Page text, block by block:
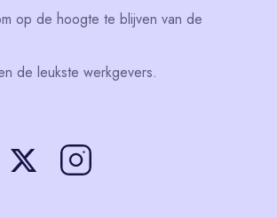
op de hoogte te blijven van de
de leukste werkgevers.